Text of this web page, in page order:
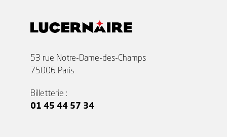
53 rue Notre-Dame-des-Champs
75006 Paris
Billetterie :
01 45 44 57 34